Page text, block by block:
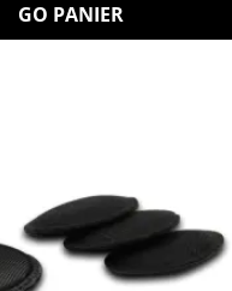
GO PANIER